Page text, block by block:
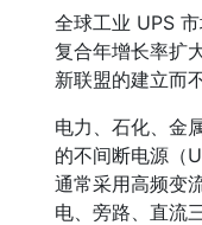
全球工业 UPS
复合年增长率扩
新联盟的建立而
电力、石化、金
的不间断电源（
通常采用高频变
电、旁路、直流